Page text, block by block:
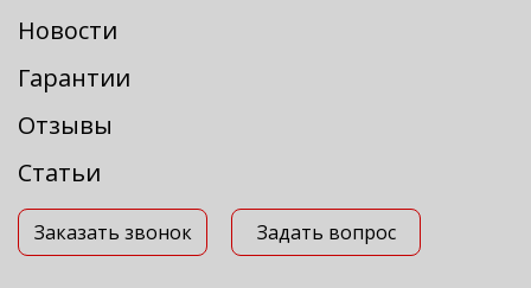
Новости
Гарантии
Отзывы
Статьи
Заказать звонок Задать вопрос